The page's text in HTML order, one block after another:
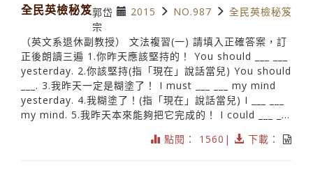
全民英檢秘笈 2015 NO.987 全民英檢秘笈
郭岱
宗
（英文系退休副教授） 文法複習(一) 請填入正確答案，訂
正後朗讀三遍 1.你昨天應該堅持的！ You should ___ ___
yesterday. 2.你該堅持(指「現在」說話當兒) You should
___. 3.我昨天一定是糊塗了！ I must ___ ___ my mind
yesterday. 4.我糊塗了！(指「現在」說話當兒) I ___ ___
my mind. 5.我昨天本來能夠把它完成的！ I could ___ _...
點閱： 1560|
下載：